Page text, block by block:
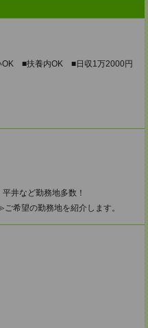
OK ■扶養内OK ■日収1万2000円
井など勤務地多数！
希望の勤務地を紹介します。